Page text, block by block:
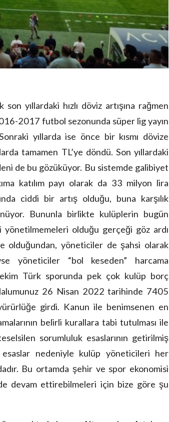
yıllardaki hızlı döviz artışına rağmen
2017 futbol sezonunda süper lig yayın
yıllarda ise önce bir kısmı dövize
tamamen TL’ye döndü. Son yıllardaki
de bu gözüküyor. Bu sistemde galibiyet
katılım payı olarak da 33 milyon lira
ciddi bir artış olduğu, buna karşılık
Bununla birlikte kulüplerin bugün
yönetilmemeleri olduğu gerçeği göz ardı
olduğundan, yöneticiler de şahsi olarak
yöneticiler “bol keseden” harcama
Türk sporunda pek çok kulüp borç
26 Nisan 2022 tarihinde 7405
girdi. Kanun ile benimsenen en
belirli kurallara tabi tutulması ile
sorumluluk esaslarının getirilmiş
nedeniyle kulüp yöneticileri her
Bu ortamda şehir ve spor ekonomisi
devam ettirebilmeleri için bize göre şu